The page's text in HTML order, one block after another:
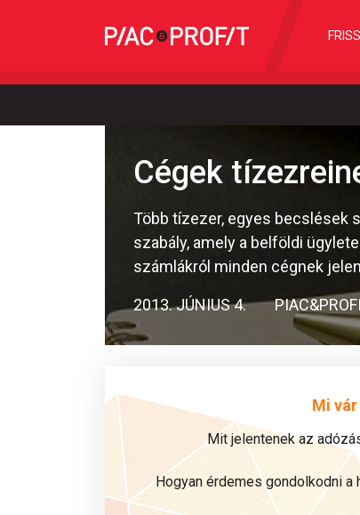
Cégek
Több tízezer, egyes becslések
szabály, amely a belföldi
számlákról minden cégnek
2013. JÚNIUS 4.
Mi
Mit jelentenek az
Hogyan érdemes gondolkodni